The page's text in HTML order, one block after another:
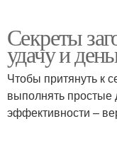
Сильные
Вера в
Секреты
удачу и
Чтобы притянуть к
выполнять простые
эффективности –